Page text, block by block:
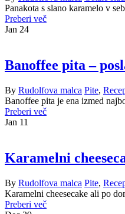
Panakota s slano karamelo v
Preberi več
Jan 24
Banoffee pita –
By Rudolfova malca Pite,
Banoffee pita je ena izmed
Preberi več
Jan 11
Karamelni
By Rudolfova malca Pite,
Karamelni cheesecake ali po
Preberi več